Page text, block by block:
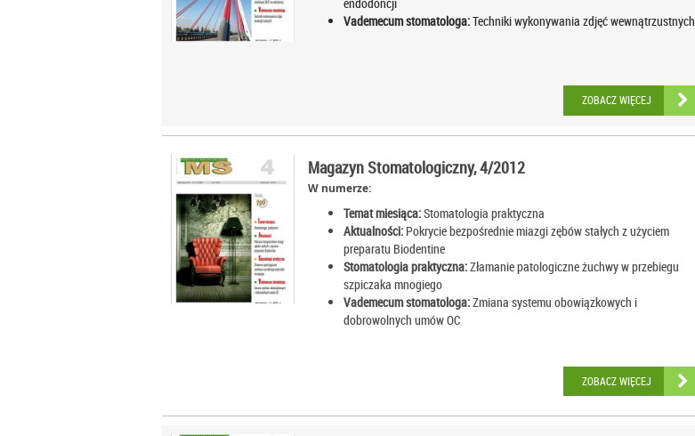
Vademecum stomatologa:Techniki wykonywania zdjęć wewnątrzustnych
ZOBACZ WIĘCEJ
Magazyn Stomatologiczny, 4/2012
W numerze:
Temat miesiąca:Stomatologia praktyczna
Aktualności:Pokrycie bezpośrednie miazgi zębów stałych z użyciem
preparatu Biodentine
Stomatologia praktyczna:Złamanie patologiczne żuchwy w przebiegu
szpiczaka mnogiego
Vademecum stomatologa:Zmiana systemu obowiązkowych i
dobrowolnych umów OC
ZOBACZ WIĘCEJ